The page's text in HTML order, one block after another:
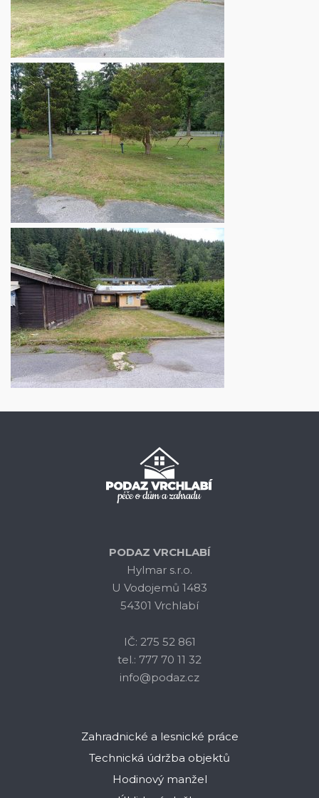
PODAZ VRCHLABÍ
Hylmar s.r.o.
U Vodojemů 1483
54301 Vrchlabí
IČ: 275 52 861
tel.: 777 70 11 32
info@podaz.cz
Zahradnické a lesnické práce
Technická údržba objektů
Hodinový manžel